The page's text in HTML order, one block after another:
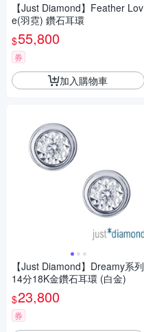
【Just Diamond】Feather Lov
e(羽霓) 鑽石耳環
$55,800
券
加入購物車
【Just Diamond】Dreamy系列
14分18K金鑽石耳環 (白金)
$23,800
券